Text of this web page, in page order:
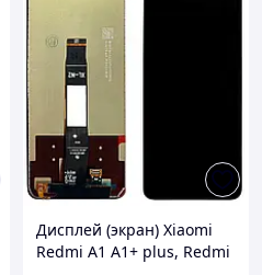
Дисплей (экран) Xiaomi
Redmi A1 A1+ plus, Redmi